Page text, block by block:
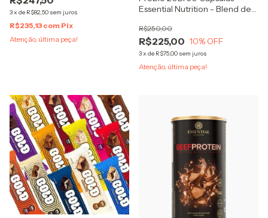
3x de R$82,50 sem juros
R$235,13 com Pix
Atenção, última peça!
Essential Nutrition - Blend de
R$225,00
R$250,00
10% OFF
3x de R$75,00 sem juros
Atenção, última peça!